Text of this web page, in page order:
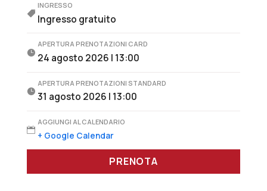

INGRESSO
Ingresso gratuito

APERTURA PRENOTAZIONI CARD
24 agosto 2026 | 13:00

APERTURA PRENOTAZIONI STANDARD
31 agosto 2026 | 13:00

AGGIUNGI AL CALENDARIO
+ Google Calendar
PRENOTA